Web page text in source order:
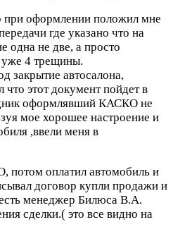
при оформлении положил мне
где указано что на
одна не две, а просто
4 трещины.
закрытие автосалона,
этот документ пойдет в
оформлявший КАСКО не
мое хорошее настроение и
,ввели меня в
оплатил автомобиль и
договор купли продажи и
менеджер Билюса В.А.
сделки.( это все видно на